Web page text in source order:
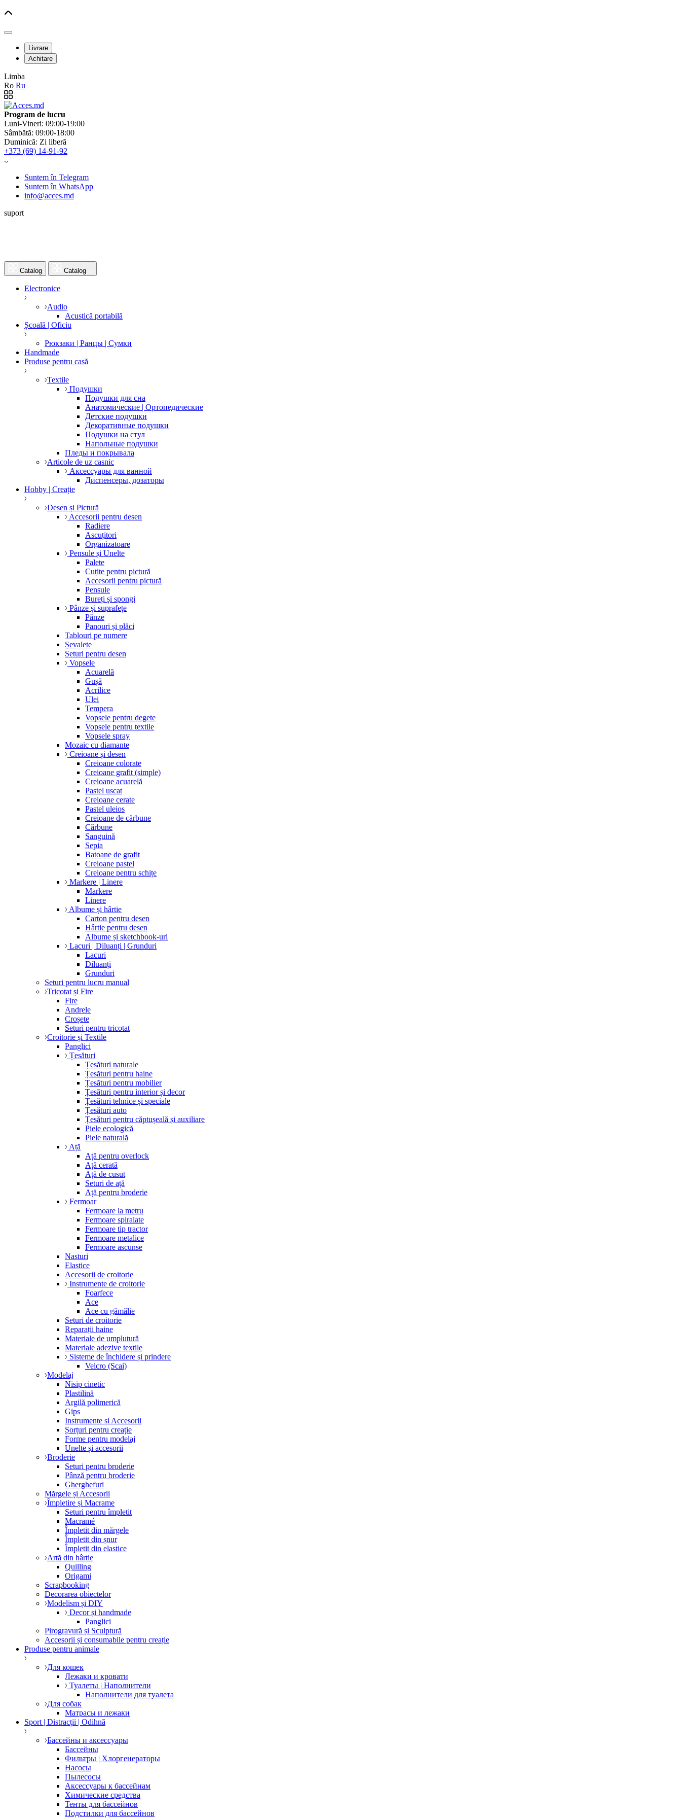
Livrare
Achitare
Limba
Ro Ru
Program de lucru
Luni-Vineri: 09:00-19:00
Sâmbătă: 09:00-18:00
Duminică: Zi liberă
+373 (69) 14-91-92
Suntem în Telegram
Suntem în WhatsApp
info@acces.md
suport
Catalog Catalog
Electronice
Audio
Acustică portabilă
Școală | Oficiu
Рюкзаки | Ранцы | Сумки
Handmade
Produse pentru casă
Textile
Подушки
Подушки для сна
Анатомические | Ортопедические
Детские подушки
Декоративные подушки
Подушки на стул
Напольные подушки
Пледы и покрывала
Articole de uz casnic
Аксессуары для ванной
Диспенсеры, дозаторы
Hobby | Creație
Desen și Pictură
Accesorii pentru desen
Radiere
Ascuțitori
Organizatoare
Pensule și Unelte
Palete
Cuțite pentru pictură
Accesorii pentru pictură
Pensule
Bureți și spongi
Pânze și suprafețe
Pânze
Panouri și plăci
Tablouri pe numere
Șevalete
Seturi pentru desen
Vopsele
Acuarelă
Gușă
Acrilice
Ulei
Tempera
Vopsele pentru degete
Vopsele pentru textile
Vopsele spray
Mozaic cu diamante
Creioane și desen
Creioane colorate
Creioane grafit (simple)
Creioane acuarelă
Pastel uscat
Creioane cerate
Pastel uleios
Creioane de cărbune
Cărbune
Sanguină
Sepia
Batoane de grafit
Creioane pastel
Creioane pentru schițe
Markere | Linere
Markere
Linere
Albume și hârtie
Carton pentru desen
Hârtie pentru desen
Albume și sketchbook-uri
Lacuri | Diluanți | Grunduri
Lacuri
Diluanți
Grunduri
Seturi pentru lucru manual
Tricotat și Fire
Fire
Andrele
Croșete
Seturi pentru tricotat
Croitorie și Textile
Panglici
Țesături
Țesături naturale
Țesături pentru haine
Țesături pentru mobilier
Țesături pentru interior și decor
Țesături tehnice și speciale
Țesături auto
Țesături pentru căptușeală și auxiliare
Piele ecologică
Piele naturală
Ață
Ață pentru overlock
Ață cerată
Ață de cusut
Seturi de ață
Ață pentru broderie
Fermoar
Fermoare la metru
Fermoare spiralate
Fermoare tip tractor
Fermoare metalice
Fermoare ascunse
Nasturi
Elastice
Accesorii de croitorie
Instrumente de croitorie
Foarfece
Ace
Ace cu gămălie
Seturi de croitorie
Reparații haine
Materiale de umplutură
Materiale adezive textile
Sisteme de închidere și prindere
Velcro (Scai)
Modelaj
Nisip cinetic
Plastilină
Argilă polimerică
Gips
Instrumente și Accesorii
Șorțuri pentru creație
Forme pentru modelaj
Unelte și accesorii
Broderie
Seturi pentru broderie
Pânză pentru broderie
Gherghefuri
Mărgele și Accesorii
Împletire și Macrame
Seturi pentru împletit
Macramé
Împletit din mărgele
Împletit din șnur
Împletit din elastice
Artă din hârtie
Quilling
Origami
Scrapbooking
Decorarea obiectelor
Modelism și DIY
Decor și handmade
Panglici
Pirogravură și Sculptură
Accesorii și consumabile pentru creație
Produse pentru animale
Для кошек
Лежаки и кровати
Туалеты | Наполнители
Наполнители для туалета
Для собак
Матрасы и лежаки
Sport | Distracții | Odihnă
Бассейны и аксессуары
Бассейны
Фильтры | Хлоргенераторы
Насосы
Пылесосы
Аксессуары к бассейнам
Химические средства
Тенты для бассейнов
Подстилки для бассейнов